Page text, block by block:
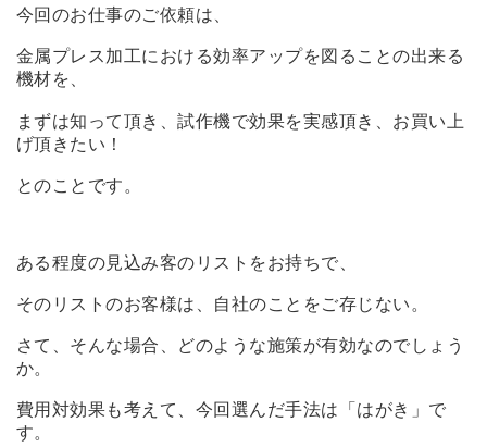
今回のお仕事のご依頼は、
金属プレス加工における効率アップを図ることの出来る
機材を、
まずは知って頂き、試作機で効果を実感頂き、お買い上
げ頂きたい！
とのことです。
ある程度の見込み客のリストをお持ちで、
そのリストのお客様は、自社のことをご存じない。
さて、そんな場合、どのような施策が有効なのでしょう
か。
費用対効果も考えて、今回選んだ手法は「はがき」で
す。